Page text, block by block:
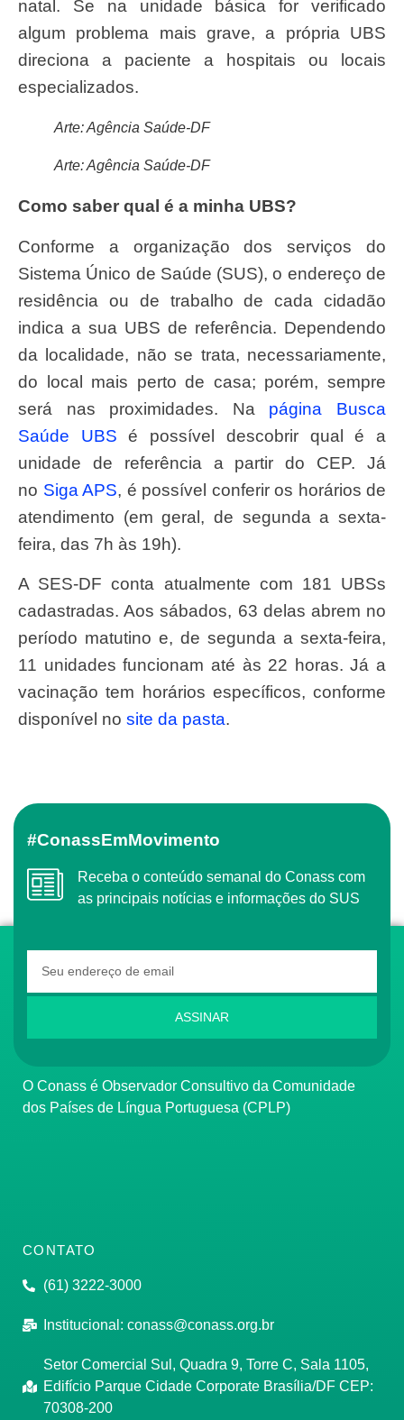
natal. Se na unidade básica for verificado
algum problema mais grave, a própria UBS
direciona a paciente a hospitais ou locais
especializados.
Arte: Agência Saúde-DF
Arte: Agência Saúde-DF
Como saber qual é a minha UBS?
Conforme a organização dos serviços do
Sistema Único de Saúde (SUS), o endereço de
residência ou de trabalho de cada cidadão
indica a sua UBS de referência. Dependendo
da localidade, não se trata, necessariamente,
do local mais perto de casa; porém, sempre
será nas proximidades. Na página Busca
Saúde UBS é possível descobrir qual é a
unidade de referência a partir do CEP. Já
no Siga APS, é possível conferir os horários de
atendimento (em geral, de segunda a sexta-
feira, das 7h às 19h).
A SES-DF conta atualmente com 181 UBSs
cadastradas. Aos sábados, 63 delas abrem no
período matutino e, de segunda a sexta-feira,
11 unidades funcionam até às 22 horas. Já a
vacinação tem horários específicos, conforme
disponível no site da pasta.
#ConassEmMovimento
Receba o conteúdo semanal do Conass com
as principais notícias e informações do SUS
ASSINAR
O Conass é Observador Consultivo da Comunidade
dos Países de Língua Portuguesa (CPLP)
CONTATO
(61) 3222-3000
Institucional: conass@conass.org.br
Setor Comercial Sul, Quadra 9, Torre C, Sala 1105,
Edifício Parque Cidade Corporate Brasília/DF CEP:
70308-200